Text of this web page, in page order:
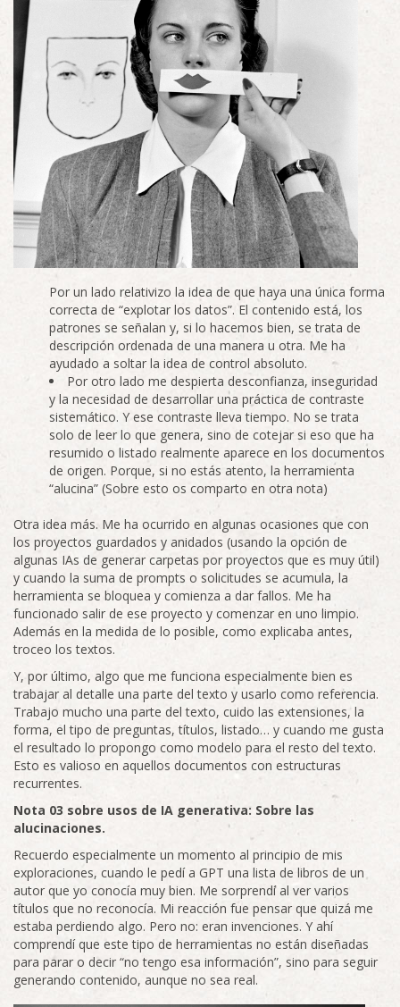
Por un lado relativizo la idea de que haya una única forma
correcta de “explotar los datos”. El contenido está, los
patrones se señalan y, si lo hacemos bien, se trata de
descripción ordenada de una manera u otra. Me ha
ayudado a soltar la idea de control absoluto.
Por otro lado me despierta desconfianza, inseguridad
y la necesidad de desarrollar una práctica de contraste
sistemático. Y ese contraste lleva tiempo. No se trata
solo de leer lo que genera, sino de cotejar si eso que ha
resumido o listado realmente aparece en los documentos
de origen. Porque, si no estás atento, la herramienta
“alucina” (Sobre esto os comparto en otra nota)
Otra idea más. Me ha ocurrido en algunas ocasiones que con
los proyectos guardados y anidados (usando la opción de
algunas IAs de generar carpetas por proyectos que es muy útil)
y cuando la suma de prompts o solicitudes se acumula, la
herramienta se bloquea y comienza a dar fallos. Me ha
funcionado salir de ese proyecto y comenzar en uno limpio.
Además en la medida de lo posible, como explicaba antes,
troceo los textos.
Y, por último, algo que me funciona especialmente bien es
trabajar al detalle una parte del texto y usarlo como referencia.
Trabajo mucho una parte del texto, cuido las extensiones, la
forma, el tipo de preguntas, títulos, listado… y cuando me gusta
el resultado lo propongo como modelo para el resto del texto.
Esto es valioso en aquellos documentos con estructuras
recurrentes.
Nota 03 sobre usos de IA generativa: Sobre las
alucinaciones.
Recuerdo especialmente un momento al principio de mis
exploraciones, cuando le pedí a GPT una lista de libros de un
autor que yo conocía muy bien. Me sorprendí al ver varios
títulos que no reconocía. Mi reacción fue pensar que quizá me
estaba perdiendo algo. Pero no: eran invenciones. Y ahí
comprendí que este tipo de herramientas no están diseñadas
para parar o decir “no tengo esa información”, sino para seguir
generando contenido, aunque no sea real.